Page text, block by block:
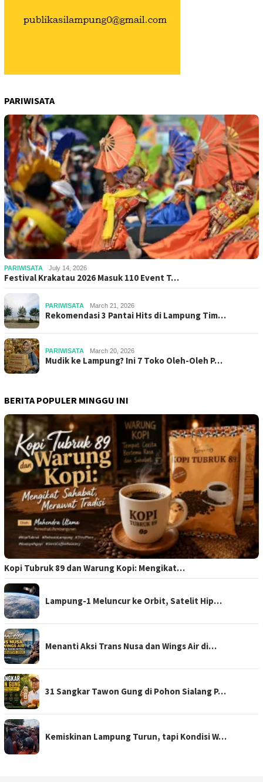
PARIWISATA
PARIWISATA July 14, 2026
Festival Krakatau 2026 Masuk 110 Event T…
PARIWISATA March 21, 2026
Rekomendasi 3 Pantai Hits di Lampung Tim…
PARIWISATA March 20, 2026
Mudik ke Lampung? Ini 7 Toko Oleh-Oleh P…
BERITA POPULER MINGGU INI
Kopi Tubruk 89 dan Warung Kopi: Mengikat…
Lampung-1 Meluncur ke Orbit, Satelit Hip…
Menanti Aksi Trans Nusa dan Wings Air di…
31 Sangkar Tawon Gung di Pohon Sialang P…
Kemiskinan Lampung Turun, tapi Kondisi W…